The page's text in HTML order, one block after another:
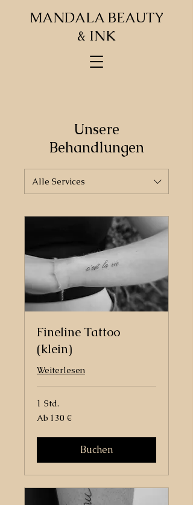
MANDALA BEAUTY
& INK
Unsere
Behandlungen
Alle Services
Fineline Tattoo
(klein)
Weiterlesen
1 Std.
Ab
130
Ab 130 €
Buchen